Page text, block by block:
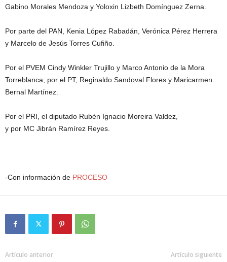
Gabino Morales Mendoza y Yoloxin Lizbeth Domínguez Zerna.
Por parte del PAN, Kenia López Rabadán, Verónica Pérez Herrera
y Marcelo de Jesús Torres Cufiño.
Por el PVEM Cindy Winkler Trujillo y Marco Antonio de la Mora
Torreblanca; por el PT, Reginaldo Sandoval Flores y Maricarmen
Bernal Martínez.
Por el PRI, el diputado Rubén Ignacio Moreira Valdez,
y por MC Jibrán Ramírez Reyes.
-Con información de PROCESO
Artículo anterior Artículo siguiente